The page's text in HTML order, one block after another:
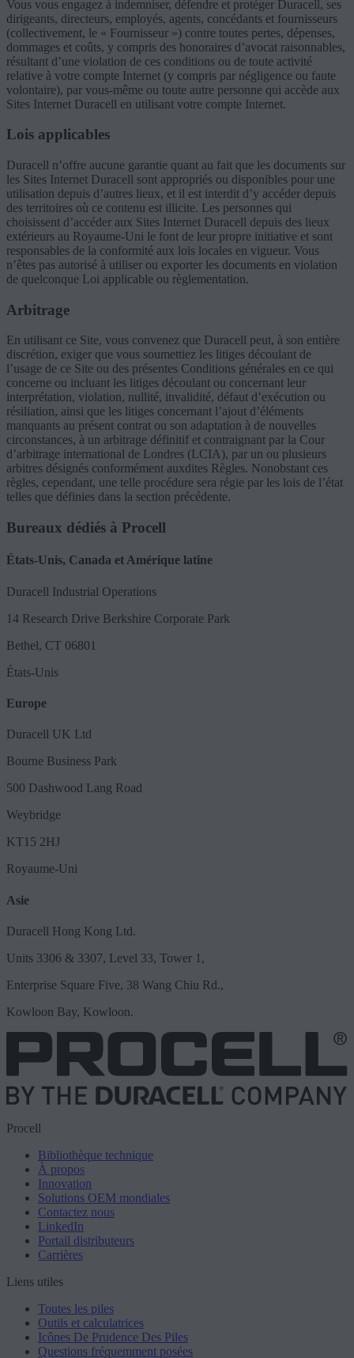
Vous vous engagez à indemniser, défendre et protéger Duracell, ses
dirigeants, directeurs, employés, agents, concédants et fournisseurs
(collectivement, le « Fournisseur ») contre toutes pertes, dépenses,
dommages et coûts, y compris des honoraires d’avocat raisonnables,
résultant d’une violation de ces conditions ou de toute activité
relative à votre compte Internet (y compris par négligence ou faute
volontaire), par vous-même ou toute autre personne qui accède aux
Sites Internet Duracell en utilisant votre compte Internet.
Lois applicables
Duracell n’offre aucune garantie quant au fait que les documents sur
les Sites Internet Duracell sont appropriés ou disponibles pour une
utilisation depuis d’autres lieux, et il est interdit d’y accéder depuis
des territoires où ce contenu est illicite. Les personnes qui
choisissent d’accéder aux Sites Internet Duracell depuis des lieux
extérieurs au Royaume-Uni le font de leur propre initiative et sont
responsables de la conformité aux lois locales en vigueur. Vous
n’êtes pas autorisé à utiliser ou exporter les documents en violation
de quelconque Loi applicable ou règlementation.
Arbitrage
En utilisant ce Site, vous convenez que Duracell peut, à son entière
discrétion, exiger que vous soumettiez les litiges découlant de
l’usage de ce Site ou des présentes Conditions générales en ce qui
concerne ou incluant les litiges découlant ou concernant leur
interprétation, violation, nullité, invalidité, défaut d’exécution ou
résiliation, ainsi que les litiges concernant l’ajout d’éléments
manquants au présent contrat ou son adaptation à de nouvelles
circonstances, à un arbitrage définitif et contraignant par la Cour
d’arbitrage international de Londres (LCIA), par un ou plusieurs
arbitres désignés conformément auxdites Règles. Nonobstant ces
règles, cependant, une telle procédure sera régie par les lois de l’état
telles que définies dans la section précédente.
Bureaux dédiés à Procell
États-Unis, Canada et Amérique latine
Duracell Industrial Operations
14 Research Drive Berkshire Corporate Park
Bethel, CT 06801
États-Unis
Europe
Duracell UK Ltd
Bourne Business Park
500 Dashwood Lang Road
Weybridge
KT15 2HJ
Royaume-Uni
Asie
Duracell Hong Kong Ltd.
Units 3306 & 3307, Level 33, Tower 1,
Enterprise Square Five, 38 Wang Chiu Rd.,
Kowloon Bay, Kowloon.
Procell
Bibliothèque technique
À propos
Innovation
Solutions OEM mondiales
Contactez nous
LinkedIn
Portail distributeurs
Carrières
Liens utiles
Toutes les piles
Outils et calculatrices
Icônes De Prudence Des Piles
Questions fréquemment posées